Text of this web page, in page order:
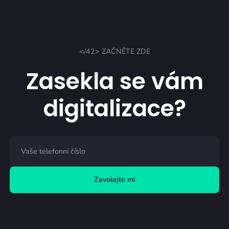
</42> ZAČNĚTE ZDE
Zasekla se vám
digitalizace?